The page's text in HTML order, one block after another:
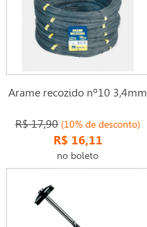
Arame recozido nº10 3,4mm
R$ 17,90 (10% de desconto)
R$ 16,11
no boleto